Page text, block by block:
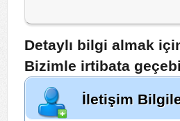
Detaylı bilgi almak
Bizimle irtibata
İletişim